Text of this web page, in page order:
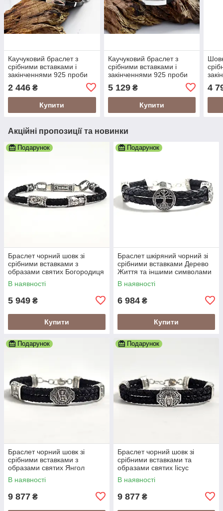
Каучуковий браслет з
срібними вставками і
закінченнями 925 проби
2 446 ₴
Купити
Каучуковий браслет з
срібними вставками і
закінченнями 925 проби
5 129₴
Купити
4
Акційні пропозиції та новинки
Подарунок
Браслет чорний шовк зі
срібними вставками з
образами святих Богородиця
та Спаситель
В наявності
5 949 ₴
Купити
Подарунок
Браслет шкіряний чорний зі
срібними вставками Дерево
Життя та іншими символами
В наявності
6 984 ₴
Купити
Подарунок
Браслет чорний шовк зі
срібними вставками з
образами святих Янгол
Охоронець
В наявності
9 877 ₴
Подарунок
Браслет чорний шовк зі
срібними вставками та
образами святих Іісус
Христос
В наявності
9 877 ₴